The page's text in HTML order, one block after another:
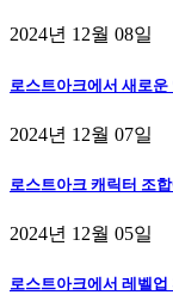
2024년 12월 08일
로스트아크에서 새로
2024년 12월 07일
로스트아크 캐릭터 조
2024년 12월 05일
로스트아크에서 레벨